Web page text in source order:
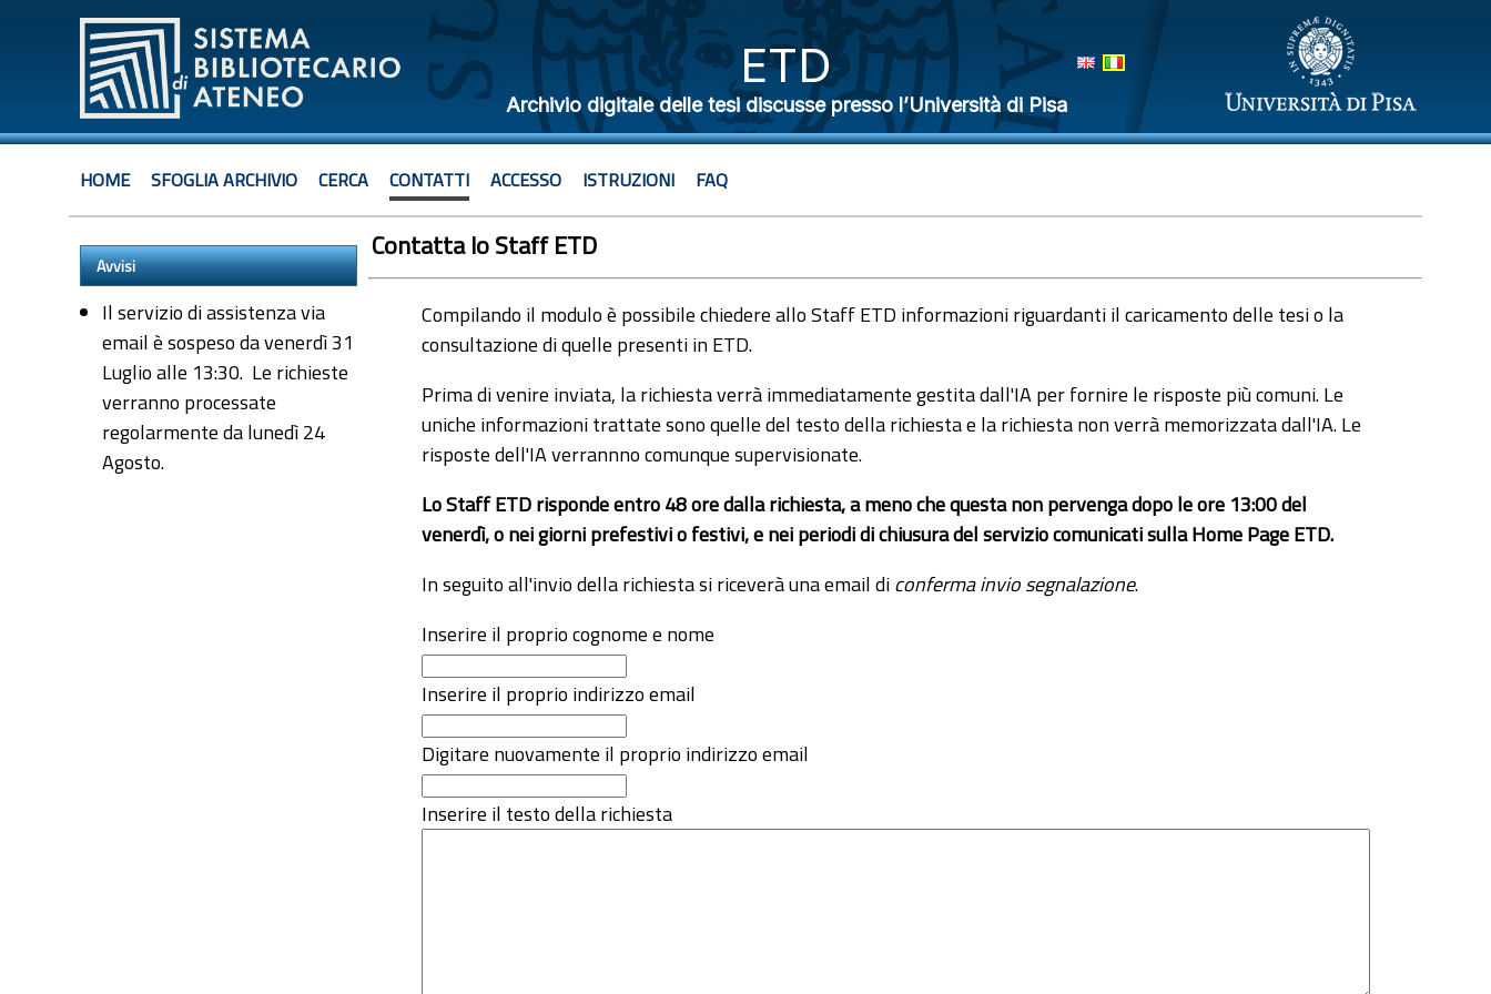
ETD
Archivio digitale delle tesi discusse presso l’Università di Pisa
HOME SFOGLIA ARCHIVIO CERCA CONTATTI ACCESSO ISTRUZIONI FAQ
Avvisi
Il servizio di assistenza via
email è sospeso da venerdì 31
Luglio alle 13:30. Le richieste
verranno processate
regolarmente da lunedì 24
Agosto.
Contatta lo Staff ETD
Compilando il modulo è possibile chiedere allo Staff ETD informazioni riguardanti il caricamento delle tesi o la
consultazione di quelle presenti in ETD.
Prima di venire inviata, la richiesta verrà immediatamente gestita dall'IA per fornire le risposte più comuni. Le
uniche informazioni trattate sono quelle del testo della richiesta e la richiesta non verrà memorizzata dall'IA. Le
risposte dell'IA verrannno comunque supervisionate.
Lo Staff ETD risponde entro 48 ore dalla richiesta, a meno che questa non pervenga dopo le ore 13:00 del
venerdì, o nei giorni prefestivi o festivi, e nei periodi di chiusura del servizio comunicati sulla Home Page ETD.
In seguito all'invio della richiesta si riceverà una email diconferma invio segnalazione.
Inserire il proprio cognome e nome
Inserire il proprio indirizzo email
Digitare nuovamente il proprio indirizzo email
Inserire il testo della richiesta